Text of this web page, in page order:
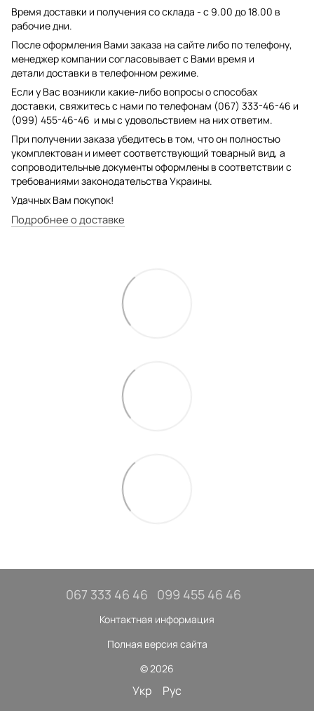
Время доставки и получения со склада - с 9.00 до 18.00 в
рабочие дни.
После оформления Вами заказа на сайте либо по телефону,
менеджер компании согласовывает с Вами время и
детали доставки в телефонном режиме.
Если у Вас возникли какие-либо вопросы о способах
доставки, свяжитесь с нами по телефонам (067) 333-46-46 и
(099) 455-46-46 и мы с удовольствием на них ответим.
При получении заказа убедитесь в том, что он полностью
укомплектован и имеет соответствующий товарный вид, а
сопроводительные документы оформлены в соответствии с
требованиями законодательства Украины.
Удачных Вам покупок!
Подробнее о доставке
067 333 46 46 099 455 46 46
Контактная информация
Полная версия сайта
© 2026
Укр Рус